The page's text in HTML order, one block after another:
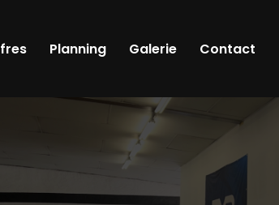
Planning Galerie Contact